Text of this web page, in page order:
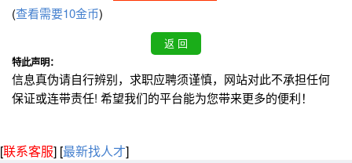
(查看需要10金币)
特此声明：
信息真伪请自行辨别，求职应聘须谨慎，网站对此不承担任何
保证或连带责任! 希望我们的平台能为您带来更多的便利！
[联系客服] [最新找人才]